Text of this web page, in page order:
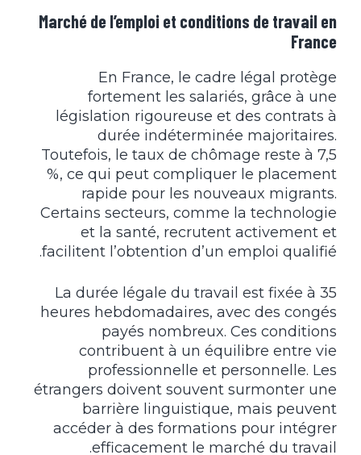
Marché de l’emploi et conditions de travail en
France
En France, le cadre légal protège
fortement les salariés, grâce à une
législation rigoureuse et des contrats à
durée indéterminée majoritaires.
Toutefois, le taux de chômage reste à 7,5
%, ce qui peut compliquer le placement
rapide pour les nouveaux migrants.
Certains secteurs, comme la technologie
et la santé, recrutent activement et
facilitent l’obtention d’un emploi qualifié.
La durée légale du travail est fixée à 35
heures hebdomadaires, avec des congés
payés nombreux. Ces conditions
contribuent à un équilibre entre vie
professionnelle et personnelle. Les
étrangers doivent souvent surmonter une
barrière linguistique, mais peuvent
accéder à des formations pour intégrer
efficacement le marché du travail.